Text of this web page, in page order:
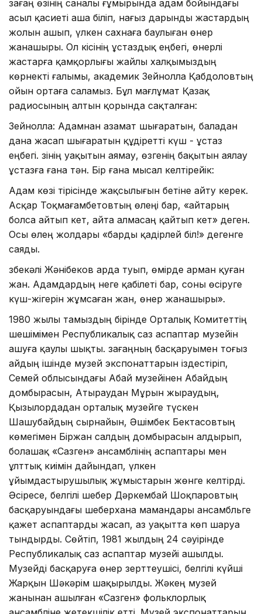
Өзағаң өзінің саналы ғұмырында адам бойындағы
асыл қасиеті аша біліп, нағыз дарынды жастардың
жолын ашып, үлкен сахнаға баулыған өнер
жанашыры. Ол кісінің ұстаздық еңбегі, өнерлі
жастарға қамқорлығы жайлы халқымыздың
көрнекті ғалымы, академик Зейнолла Қабдоловтың
ойын ортаға саламыз. Бұл мағлұмат Қазақ
радиосының алтын қорында сақталған:
Зейнолла: Адамнан азамат шығаратын, баладан
дана жасап шығаратын құдіретті күш - ұстаз
еңбегі. Өзінің уақытын аямау, өзгенің бақытын аялау
ұстазға ғана тән. Бір ғана мысал келтірейік:
Адам көзі тірісінде жақсылығын бетіне айту керек.
Асқар Тоқмағамбетовтың өлеңі бар, «айтарың
болса айтып кет, айта алмасаң қайтып кет» деген.
Осы өлең жолдары «барды қадірлей біл!» дегенге
саяды.
Өзбекәлі Жәнібеков арда туып, өмірде арман қуған
жан. Адамдардың неге қабілеті бар, соны өсіруге
күш-жігерін жұмсаған жан, өнер жанашыры».
1980 жылы тамыздың бірінде Орталық Комитеттің
шешімімен Республикалық саз аспаптар музейін
ашуға қаулы шықты. Өзағаңның басқаруымен тоғыз
айдың ішінде музей экспонаттарын іздестіріп,
Семей облысындағы Абай музейінен Абайдың
домбырасын, Атыраудан Мұрын жыраудың,
Қызылордадан орталық музейге түскен
Шашубайдың сырнайын, Әшімбек Бектасовтың
көмегімен Біржан салдың домбырасын алдырып,
болашақ «Сазген» ансамблінің аспаптары мен
ұлттық киімін дайындап, үлкен
ұйымдастырушылық жұмыстарын жөнге келтірді.
Әсіресе, белгілі шебер Дәркембай Шоқпаровтың
басқаруындағы шеберхана мамандары ансамбльге
қажет аспаптарды жасап, аз уақытта көп шаруа
тындырды. Сөйтіп, 1981 жылдың 24 сәуірінде
Республикалық саз аспаптар музейі ашылды.
Музейді басқаруға өнер зерттеушісі, белгілі күйші
Жарқын Шәкәрім шақырылды. Жәкең музей
жанынан ашылған «Сазген» фольклорлық